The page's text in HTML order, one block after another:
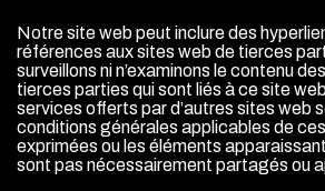
Notre site web peut inclure des
références aux sites web de tierces
surveillons ni n’examinons le contenu
tierces parties qui sont liés à ce site
services offerts par d’autres sites web
conditions générales applicables de
exprimées ou les éléments
sont pas nécessairement partagés ou